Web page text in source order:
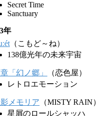
Secret Time
Sanctuary
年
（こもど～ね）
138億光年の未来宇宙
「幻ノ郷」
（恋色屋）
レトロエモーション
メモリア （MISTY RAIN）
星屑のロールシャッハ